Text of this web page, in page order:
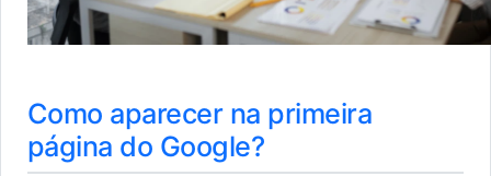
Como aparecer na primeira
página do Google?